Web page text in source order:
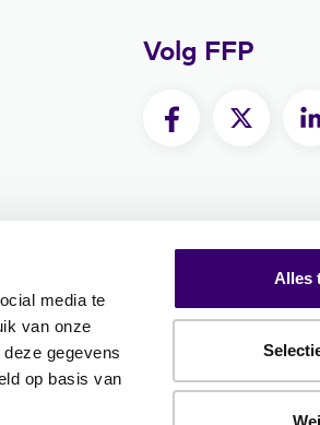
media te
van onze
gegevens
op basis van
Alles
Volg FFP